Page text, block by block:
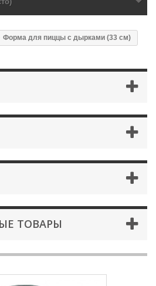
Форма для пиццы с дырками (33 см)
ТОВАРЫ